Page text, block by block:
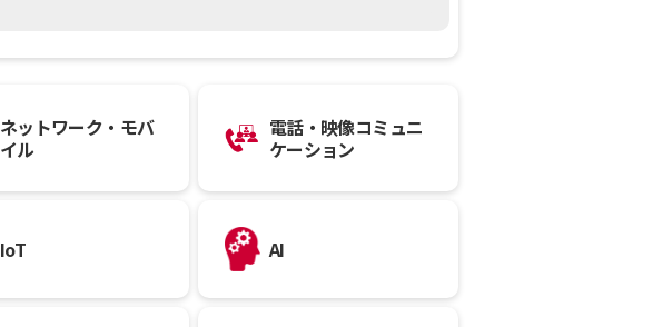
ネットワーク・モバ
イル
電話・映像コミュニ
ケーション
IoT AI